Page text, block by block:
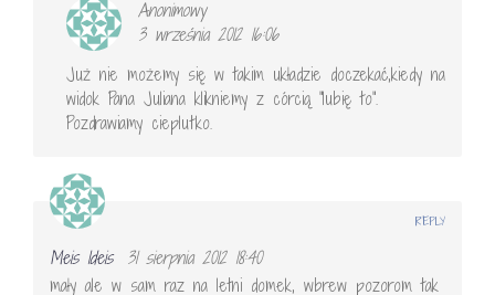
Anonimowy
3 września 2012 16:06
Już nie możemy się w takim układzie doczekać,kiedy na
widok Pana Juliana klikniemy z córcią "lubię to".
Pozdrawiamy cieplutko.
Meis Ideis
31 sierpnia 2012 18:40
mały ale w sam raz na letni domek, wbrew pozorom tak
REPLY